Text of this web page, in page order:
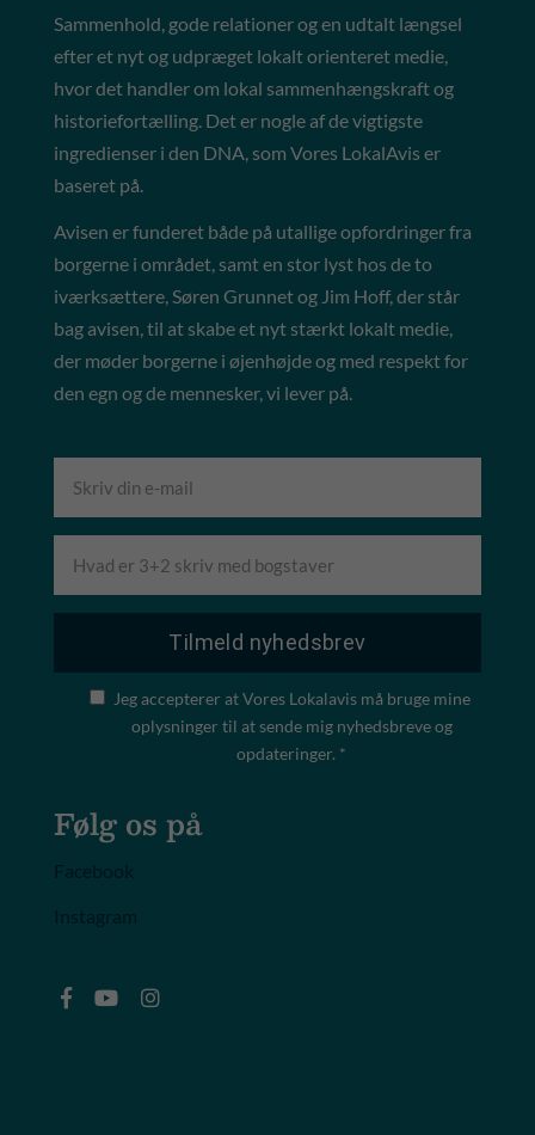
Sammenhold, gode relationer og en udtalt længsel
efter et nyt og udpræget lokalt orienteret medie,
hvor det handler om lokal sammenhængskraft og
historiefortælling. Det er nogle af de vigtigste
ingredienser i den DNA, som Vores LokalAvis er
baseret på.
Avisen er funderet både på utallige opfordringer fra
borgerne i området, samt en stor lyst hos de to
iværksættere, Søren Grunnet og Jim Hoff, der står
bag avisen, til at skabe et nyt stærkt lokalt medie,
der møder borgerne i øjenhøjde og med respekt for
den egn og de mennesker, vi lever på.
Jeg accepterer at Vores Lokalavis må bruge mine
oplysninger til at sende mig nyhedsbreve og
opdateringer. *
Følg os på